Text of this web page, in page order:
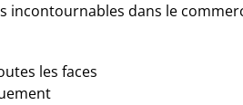
incontournables dans le
les faces